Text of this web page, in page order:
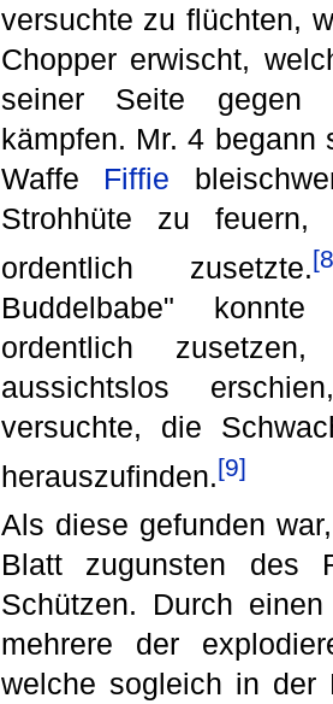
versuchte zu flüchten,
Chopper erwischt,
seiner Seite gegen
kämpfen. Mr. 4 begann
Waffe Fiffie
Strohhüte zu
ordentlich zusetzte.
Buddelbabe"
ordentlich
aussichtslos
versuchte, die
herauszufinden.[9]
Als diese gefunden
Blatt zugunsten des
Schützen. Durch
mehrere der
welche sogleich in der